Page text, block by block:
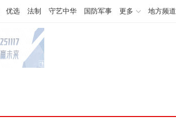
优选 法制 守艺中华 国防军事 更多 地方频道